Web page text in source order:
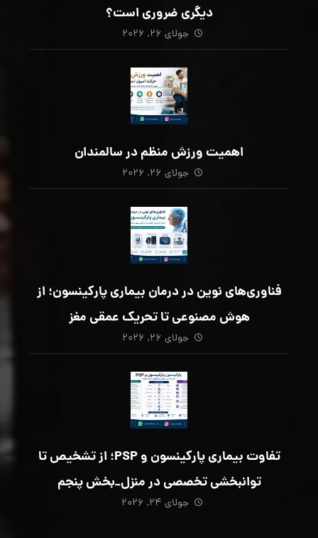
دیگری ضروری است؟
جولای ۲۶, ۲۰۲۶
اهمیت ورزش منظم در سالمندان
جولای ۲۶, ۲۰۲۶
فناوری‌های نوین در درمان بیماری پارکینسون؛ از
هوش مصنوعی تا تحریک عمقی مغز
جولای ۲۶, ۲۰۲۶
تفاوت بیماری پارکینسون و PSP؛ از تشخیص تا
توانبخشی تخصصی در منزل_بخش پنجم
جولای ۲۴, ۲۰۲۶